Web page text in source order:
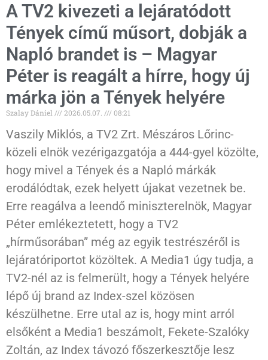
A TV2 kivezeti a lejáratódott
Tények című műsort, dobják a
Napló brandet is – Magyar
Péter is reagált a hírre, hogy új
márka jön a Tények helyére
Szalay Dániel 2026.05.07. 08:21
Vaszily Miklós, a TV2 Zrt. Mészáros Lőrinc-
közeli elnök vezérigazgatója a 444-gyel közölte,
hogy mivel a Tények és a Napló márkák
erodálódtak, ezek helyett újakat vezetnek be.
Erre reagálva a leendő miniszterelnök, Magyar
Péter emlékeztetett, hogy a TV2
„hírműsorában” még az egyik testrészéről is
lejáratóriportot közöltek. A Media1 úgy tudja, a
TV2-nél az is felmerült, hogy a Tények helyére
lépő új brand az Index-szel közösen
készülhetne. Erre utal az is, hogy mint arról
elsőként a Media1 beszámolt, Fekete-Szalóky
Zoltán, az Index távozó főszerkesztője lesz